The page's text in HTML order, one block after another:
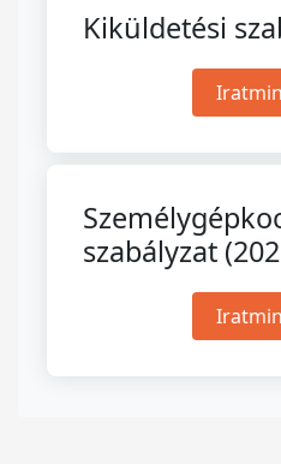
Kiküldetési
szabályzat